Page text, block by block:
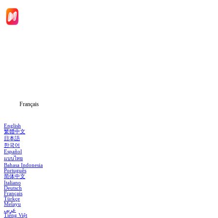
Français
English
繁體中文
日本語
한국어
Español
แบบไทย
Bahasa Indonesia
Português
简体中文
Italiano
Deutsch
Français
Türkçe
Melayu
عربي
Tiếng Việt